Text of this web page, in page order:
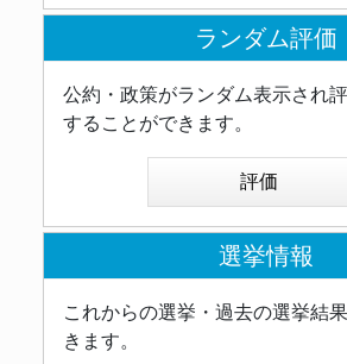
ランダム評価
公約・政策がランダム表示され
することができます。
評価
選挙情報
これからの選挙・過去の選挙結
きます。